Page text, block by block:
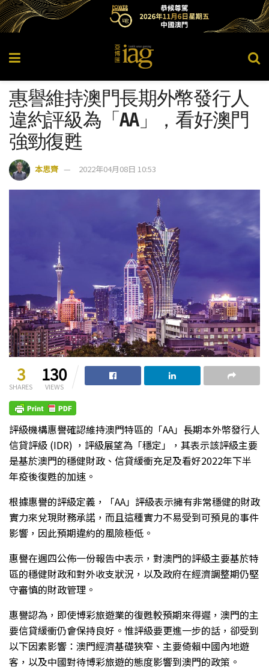
惠譽維持澳門長期外幣發行人
違約評級為「AA」，看好澳門
強勁復甦
本思齊 2022年04月08日 10:53
3
SHARES
130
VIEWS
評級機構惠譽確認維持澳門特區的「AA」長期本外幣發行人
信貸評級 (IDR) ，評級展望為「穩定」，其表示該評級主要
是基於澳門的穩健財政、信貸緩衝充足及看好2022年下半
年疫後復甦的加速。
根據惠譽的評級定義，「AA」評級表示擁有非常穩健的財政
實力來兌現財務承諾，而且這種實力不易受到可預見的事件
影響，因此預期違約的風險極低。
惠譽在週四公佈一份報告中表示，對澳門的評級主要基於特
區的穩健財政和對外收支狀況，以及政府在經濟調整期仍堅
守審慎的財政管理。
惠譽認為，即使博彩旅遊業的復甦較預期來得遲，澳門的主
要信貸緩衝仍會保持良好。惟評級要更進一步的話，卻受到
以下因素影響：澳門經濟基礎狹窄、主要倚賴中國內地遊
客，以及中國對待博彩旅遊的態度影響到澳門的政策。